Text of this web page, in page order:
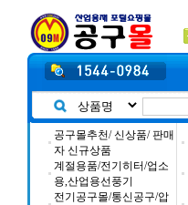
공구몰추천/ 신상품/ 판매
자 신규상품
계절용품/전기히터/업소
용,산업용선풍기
전기공구몰/통신공구/압